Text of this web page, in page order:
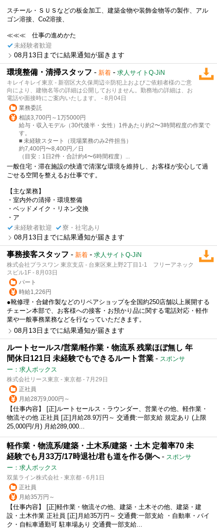
スチール・ＳＵＳなどの板金加工、建築金物や装飾金物等の製作、アル
ゴン溶接、Co2溶接、
≪≪≪ 仕事の進めかた
未経験者歓迎
08月13日までに結果通知が届きます
環境整備・清掃スタッフ - 新着 - 求人サイトQ-JiN
キレイキレイ東京 - 新宿区大久保周辺※防犯上およびご依頼者様のご意
向により、建物名等の詳細は公開しておりません。勤務地の詳細は、お
電話や面接時にご案内いたします。 - 8月04日
業務委託
相談3,700円～1万5000円
給与・収入モデル（30代後半・女性）1件あたり約2〜3時間程度の作業で
す。
■ 未経験スタート（現場業務のみ2件担当）
約7,400円〜8,400円／日
（目安：1日2件・合計約4〜6時間程度）...
一般住宅・滞在施設の快適で清潔な環境を維持し、お客様が安心して過
ごせる空間を整えるお仕事です。
【主な業務】
・室内外の清掃・環境整備
・ベッドメイク・リネン交換
・ア
未経験者歓迎
寮・社宅あり
08月13日までに結果通知が届きます
事務接客スタッフ - 新着 - 求人サイトQ-JiN
株式会社プラスワン 東京支店 - 台東区東上野2丁目1-1 フリーアネック
スビル1F - 8月03日
パート
時給1,226円
●靴修理・合鍵作製などのリペアショップを全国約250店舗以上展開する
チェーン本部で、お客様への接客・お預かり品に関する電話対応・軽作
業や一般事務業務などを行なっていただきます。
08月13日までに結果通知が届きます
ルートセールス/営業/軽作業・物流系 残業ほぼ無し 年
間休日121日 未経験でもできるルート営業 - スポンサ
ー：求人ボックス
株式会社リース東京 - 東京都 - 7月29日
正社員
月給28万9,000円～
【仕事内容】 [正]ルートセールス・ラウンダー、営業その他、軽作業・
物流その他 正社員 [正]月給28.9万円～ 交通費:一部支給 規定あり (上限
25,000円/月) 月給289,000...
軽作業・物流系/建築・土木系/建築・土木 定着率70 未
経験でも月33万/17時退社/君も道を作る側へ- スポンサ
ー：求人ボックス
双葉ライン株式会社 - 東京都 - 6月1日
正社員
月給35万円～
【仕事内容】 [正]軽作業・物流その他、建築・土木その他、建築・建
設・土木作業 正社員 [正]月給35万円～ 交通費:一部支給 ・自動車・バイ
ク・自転車通勤可 駐車場あり 交通費一部支給...